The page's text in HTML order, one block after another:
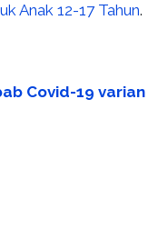
Anak 12-17 Tahun.
Covid-19 varian